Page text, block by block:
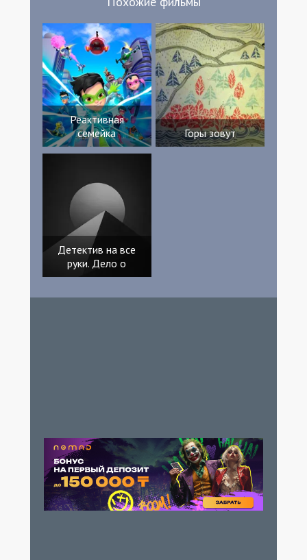
Cory Okouchi Леннон Санчес Джунипер
Грабиа Xander Timpane Avery Polcari
Оливия Миллер Faye Higdon Justin
Timpane Дженна Хелльмут Daniel
Mascarello Джесси Л. Грин
Реактивная
семейка
Горы зовут
Детектив на все
руки. Дело о